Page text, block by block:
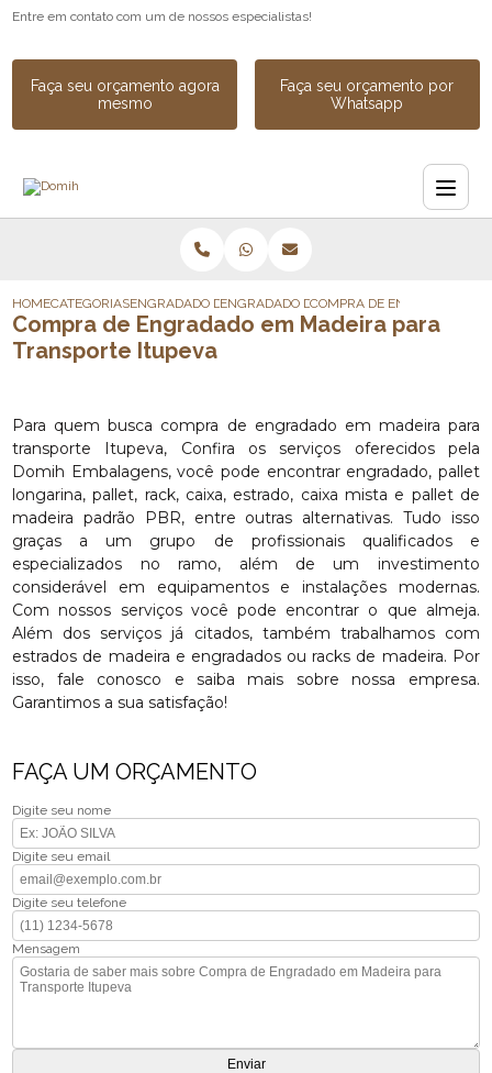
Entre em contato com um de nossos especialistas!
Faça seu orçamento agora
mesmo
Faça seu orçamento por
Whatsapp
HOMECATEGORIASENGRADADO DE MADEIRAENGRADADO DE MADEIRA PARA CARGA
COMPRA DE ENGRADADO
Compra de Engradado em Madeira para
Transporte Itupeva
Para quem busca compra de engradado em madeira para
transporte Itupeva, Confira os serviços oferecidos pela
Domih Embalagens, você pode encontrar engradado, pallet
longarina, pallet, rack, caixa, estrado, caixa mista e pallet de
madeira padrão PBR, entre outras alternativas. Tudo isso
graças a um grupo de profissionais qualificados e
especializados no ramo, além de um investimento
considerável em equipamentos e instalações modernas.
Com nossos serviços você pode encontrar o que almeja.
Além dos serviços já citados, também trabalhamos com
estrados de madeira e engradados ou racks de madeira. Por
isso, fale conosco e saiba mais sobre nossa empresa.
Garantimos a sua satisfação!
FAÇA UM ORÇAMENTO
Digite seu nome
Digite seu email
Digite seu telefone
Mensagem